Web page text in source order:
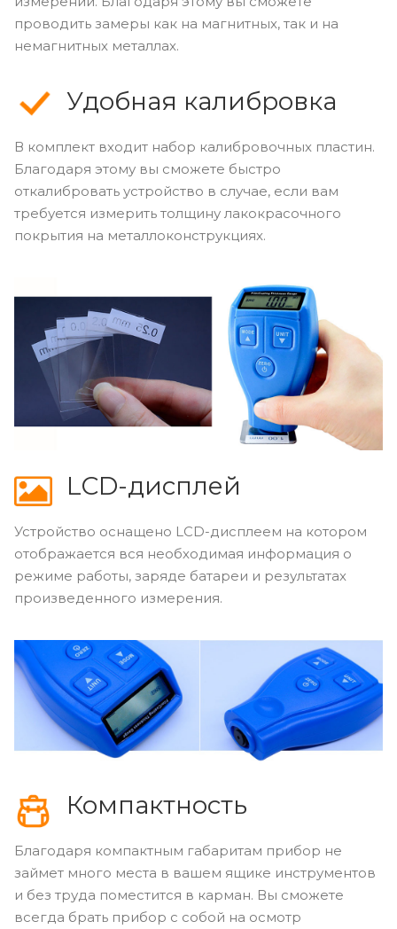
проводить замеры как на магнитных, так и на
немагнитных металлах.
Удобная калибровка
В комплект входит набор калибровочных пластин.
Благодаря этому вы сможете быстро
откалибровать устройство в случае, если вам
требуется измерить толщину лакокрасочного
покрытия на металлоконструкциях.
LCD-дисплей
Устройство оснащено LCD-дисплеем на котором
отображается вся необходимая информация о
режиме работы, заряде батареи и результатах
произведенного измерения.
Компактность
Благодаря компактным габаритам прибор не
займет много места в вашем ящике инструментов
и без труда поместится в карман. Вы сможете
всегда брать прибор с собой на осмотр